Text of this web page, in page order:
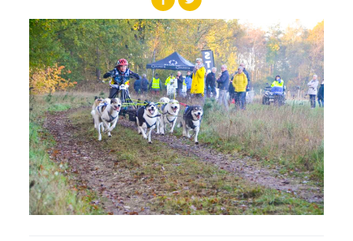
Albo Fornitori
Referenti e gruppi di lavoro regionali
Scuole Federali
Tecnici
Direttori di Gara
Formazione
Calendario Manifestazioni
Organi di Giustizia - Dispositivi
Modelli e moduli